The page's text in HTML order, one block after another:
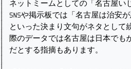
ネットミームとしての「名古屋い
SNSや掲示板では「名古屋は治安
といった決まり文句がネタとして
際のデータでは名古屋は日本でも
だとする指摘もあります。